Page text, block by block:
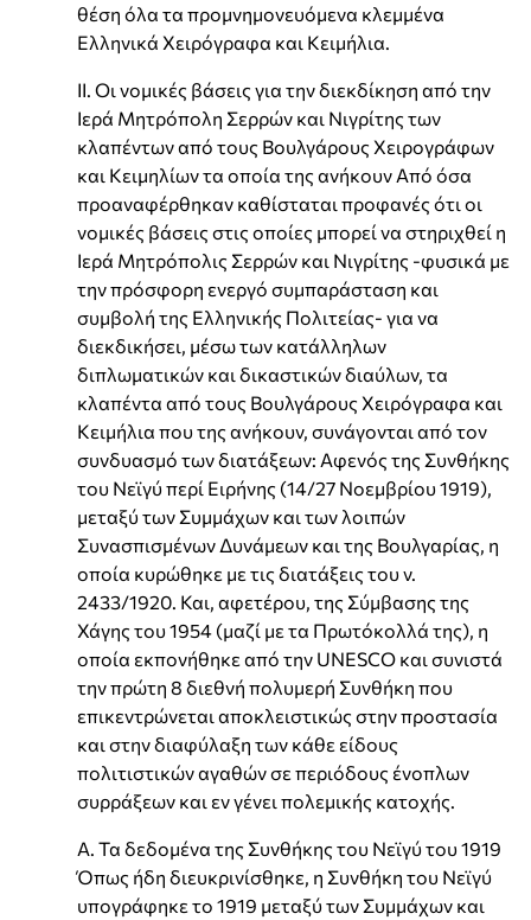
θέση όλα τα προμνημονευόμενα κλεμμένα
Ελληνικά Χειρόγραφα και Κειμήλια.
ΙΙ. Οι νομικές βάσεις για την διεκδίκηση από την
Ιερά Μητρόπολη Σερρών και Νιγρίτης των
κλαπέντων από τους Βουλγάρους Χειρογράφων
και Κειμηλίων τα οποία της ανήκουν Από όσα
προαναφέρθηκαν καθίσταται προφανές ότι οι
νομικές βάσεις στις οποίες μπορεί να στηριχθεί η
Ιερά Μητρόπολις Σερρών και Νιγρίτης -φυσικά με
την πρόσφορη ενεργό συμπαράσταση και
συμβολή της Ελληνικής Πολιτείας- για να
διεκδικήσει, μέσω των κατάλληλων
διπλωματικών και δικαστικών διαύλων, τα
κλαπέντα από τους Βουλγάρους Χειρόγραφα και
Κειμήλια που της ανήκουν, συνάγονται από τον
συνδυασμό των διατάξεων: Αφενός της Συνθήκης
του Νεϊγύ περί Ειρήνης (14/27 Νοεμβρίου 1919),
μεταξύ των Συμμάχων και των λοιπών
Συνασπισμένων Δυνάμεων και της Βουλγαρίας, η
οποία κυρώθηκε με τις διατάξεις του ν.
2433/1920. Και, αφετέρου, της Σύμβασης της
Χάγης του 1954 (μαζί με τα Πρωτόκολλά της), η
οποία εκπονήθηκε από την UNESCO και συνιστά
την πρώτη 8 διεθνή πολυμερή Συνθήκη που
επικεντρώνεται αποκλειστικώς στην προστασία
και στην διαφύλαξη των κάθε είδους
πολιτιστικών αγαθών σε περιόδους ένοπλων
συρράξεων και εν γένει πολεμικής κατοχής.
Α. Τα δεδομένα της Συνθήκης του Νεϊγύ του 1919
Όπως ήδη διευκρινίσθηκε, η Συνθήκη του Νεϊγύ
υπογράφηκε το 1919 μεταξύ των Συμμάχων και